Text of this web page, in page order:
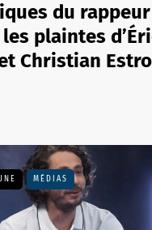
du
plaintes
Christian
MÉDIAS